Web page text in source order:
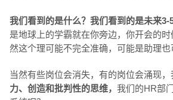
我们看到的是什么？我们看到的是未来
是地球上的学霸就在你旁边，你开会的
然这个理可能不完全准确，可能是助理
当然有些岗位会消失，有的岗位会涌现
力、创造和批判性的思维， 我们的HR部